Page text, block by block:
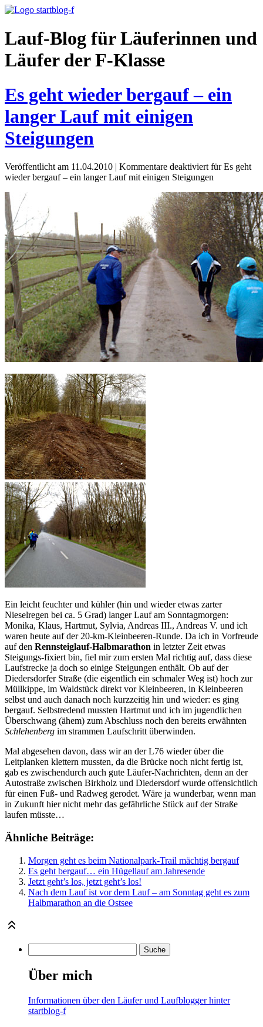
Lauf-Blog für Läuferinnen und
Läufer der F-Klasse
Es geht wieder bergauf – ein
langer Lauf mit einigen
Steigungen
Veröffentlicht am 11.04.2010 | Kommentare deaktiviert für Es geht
wieder bergauf – ein langer Lauf mit einigen Steigungen
Ein leicht feuchter und kühler (hin und wieder etwas zarter
Nieselregen bei ca. 5 Grad) langer Lauf am Sonntagmorgen:
Monika, Klaus, Hartmut, Sylvia, Andreas III., Andreas V. und ich
waren heute auf der 20-km-Kleinbeeren-Runde. Da ich in Vorfreude
auf den Rennsteiglauf-Halbmarathon in letzter Zeit etwas
Steigungs-fixiert bin, fiel mir zum ersten Mal richtig auf, dass diese
Laufstrecke ja doch so einige Steigungen enthält. Ob auf der
Diedersdorfer Straße (die eigentlich ein schmaler Weg ist) hoch zur
Müllkippe, im Waldstück direkt vor Kleinbeeren, in Kleinbeeren
selbst und auch danach noch kurzzeitig hin und wieder: es ging
bergauf. Selbstredend mussten Hartmut und ich im jugendlichen
Überschwang (ähem) zum Abschluss noch den bereits erwähnten
Schlehenberg im strammen Laufschritt überwinden.
Mal abgesehen davon, dass wir an der L76 wieder über die
Leitplanken klettern mussten, da die Brücke noch nicht fertig ist,
gab es zwischendurch auch gute Läufer-Nachrichten, denn an der
Autostraße zwischen Birkholz und Diedersdorf wurde offensichtlich
für einen Fuß- und Radweg gerodet. Wäre ja wunderbar, wenn man
in Zukunft hier nicht mehr das gefährliche Stück auf der Straße
laufen müsste…
Ähnliche Beiträge:
Morgen geht es beim Nationalpark-Trail mächtig bergauf
Es geht bergauf… ein Hügellauf am Jahresende
Jetzt geht’s los, jetzt geht’s los!
Nach dem Lauf ist vor dem Lauf – am Sonntag geht es zum
Halbmarathon an die Ostsee
Über mich
Informationen über den Läufer und Laufblogger hinter
startblog-f